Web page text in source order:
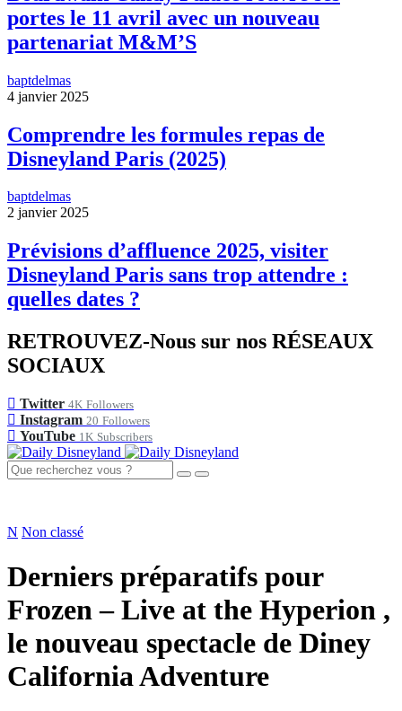
portes le 11 avril avec un nouveau
partenariat M&M’S
baptdelmas
4 janvier 2025
Comprendre les formules repas de
Disneyland Paris (2025)
baptdelmas
2 janvier 2025
Prévisions d’affluence 2025, visiter
Disneyland Paris sans trop attendre :
quelles dates ?
RETROUVEZ-Nous sur nos RÉSEAUX
SOCIAUX
Twitter 4K Followers
Instagram 20 Followers
YouTube 1K Subscribers
N Non classé
Derniers préparatifs pour
Frozen – Live at the Hyperion ,
le nouveau spectacle de Diney
California Adventure